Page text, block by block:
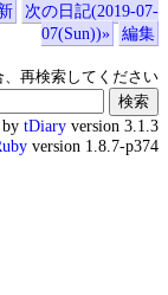
次の日記(2019-07-
07(Sun))»
編集
再検索してください
by tDiary version 3.1.3
version 1.8.7-p374